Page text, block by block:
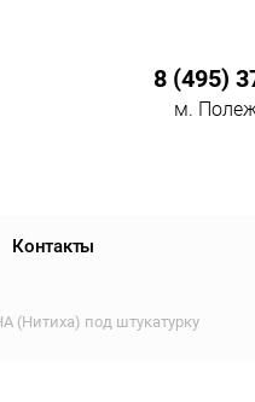
8 (495)
м.
Контакты
(Нитиха) под штукатурку